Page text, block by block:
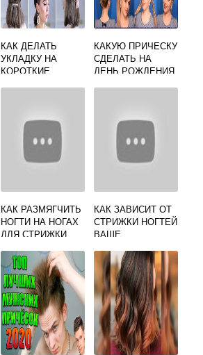
КАК ДЕЛАТЬ
УКЛАДКУ НА
КОРОТКИЕ
КАКУЮ ПРИЧЕСКУ
СДЕЛАТЬ НА
ДЕНЬ РОЖДЕНИЯ
КАК РАЗМЯГЧИТЬ
НОГТИ НА НОГАХ
ДЛЯ СТРИЖКИ
НОГТЯ
КАК ЗАВИСИТ ОТ
СТРИЖКИ НОГТЕЙ
ВАШЕ